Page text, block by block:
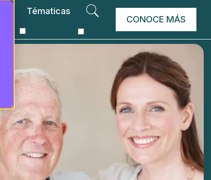
Tématicas
CONOCE MÁS